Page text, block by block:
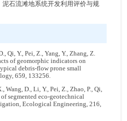
泥石流滩地系统开发利用评价与规
Qi, Y., Pei, Z., Yang, Y., Zhang, Z.
of geomorphic indicators on
debris-flow prone small
659, 133256.
Wang, D., Li, Y., Pei, Z., Zhao, P., Qi,
segmented eco-geotechnical
Ecological Engineering, 216,